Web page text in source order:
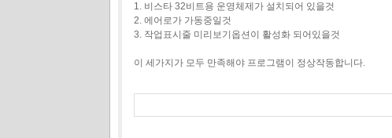
1. 비스타 32비트용 운영체제가 설치되어 있을것
2. 에어로가 가동중일것
3. 작업표시줄 미리보기옵션이 활성화 되어있을것
이 세가지가 모두 만족해야 프로그램이 정상작동합니다.